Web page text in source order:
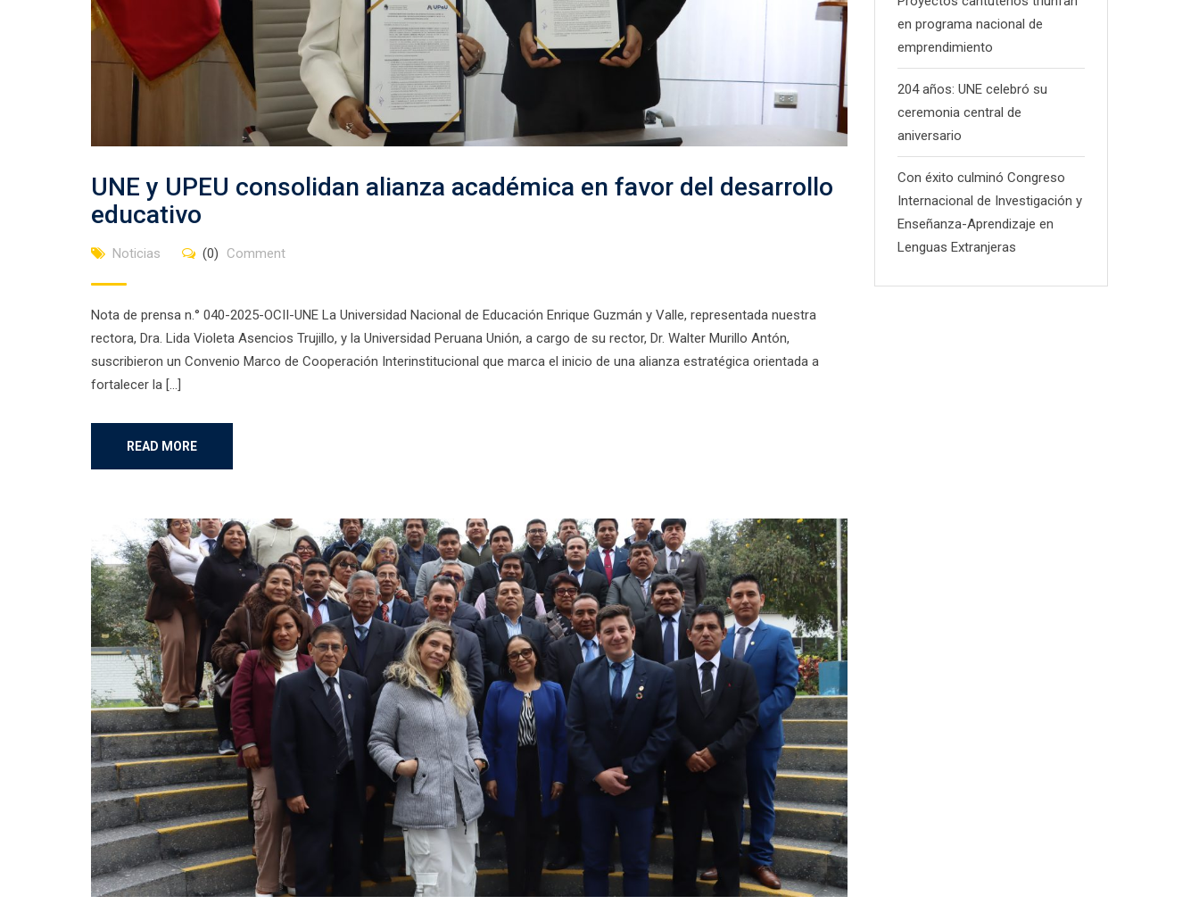
UNE y UPEU consolidan alianza académica en favor del desarrollo
educativo
Noticias (0) Comment
Nota de prensa n.° 040-2025-OCII-UNE La Universidad Nacional de Educación Enrique Guzmán y Valle, representada nuestra
rectora, Dra. Lida Violeta Asencios Trujillo, y la Universidad Peruana Unión, a cargo de su rector, Dr. Walter Murillo Antón,
suscribieron un Convenio Marco de Cooperación Interinstitucional que marca el inicio de una alianza estratégica orientada a
fortalecer la […]
READ MORE
en programa nacional de
emprendimiento
204 años: UNE celebró su
ceremonia central de
aniversario
Con éxito culminó Congreso
Internacional de Investigación y
Enseñanza-Aprendizaje en
Lenguas Extranjeras